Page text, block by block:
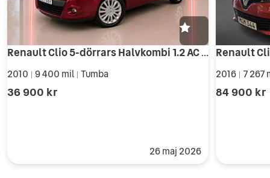
Renault Clio 5-dörrars Halvkombi 1.2 AC Lågmil
2010 9 400 mil Tumba
36 900 kr
26 maj 2026
Renault
2016 7 267
84 900 kr